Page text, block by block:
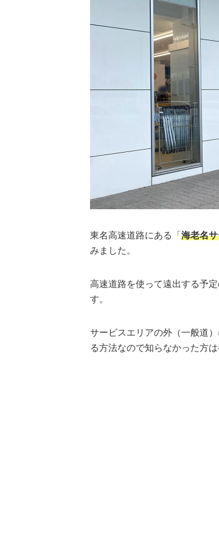
東名高速道路にある「海老名
みました。
高速道路を使って遠出する予
す。
サービスエリアの外（一般道
る方法なので知らなかった方は